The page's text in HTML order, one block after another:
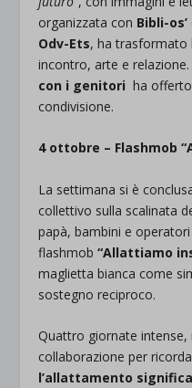
organizzata con Bibli-os’
Odv-Ets, ha trasformato
incontro, arte e relazione.
con i genitori ha
condivisione.
4 ottobre – Flashmob
La settimana si è
collettivo sulla scalinata
papà, bambini e
flashmob“Allattiamo
maglietta bianca come
sostegno reciproco.
Quattro giornate
collaborazione per
l’allattamento